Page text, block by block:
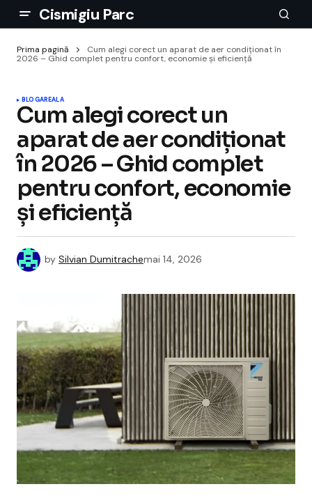
Cismigiu Parc
Prima pagină
Cum alegi corect un aparat de aer condiționat în
2026 – Ghid complet pentru confort, economie și eficiență
BLOGAREALA
Cum alegi corect un
aparat de aer condiționat
în 2026 – Ghid complet
pentru confort, economie
și eficiență
by Silvian Dumitrachemai 14, 2026